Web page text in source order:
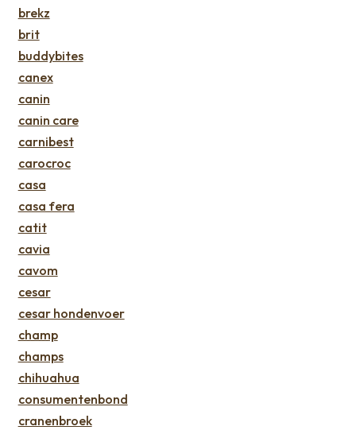
brekz
brit
buddybites
canex
canin
canin care
carnibest
carocroc
casa
casa fera
catit
cavia
cavom
cesar
cesar hondenvoer
champ
champs
chihuahua
consumentenbond
cranenbroek